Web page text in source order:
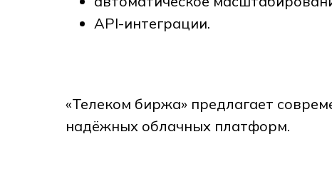
API-интеграции.
«Телеком биржа» предлагает
надёжных облачных платформ.